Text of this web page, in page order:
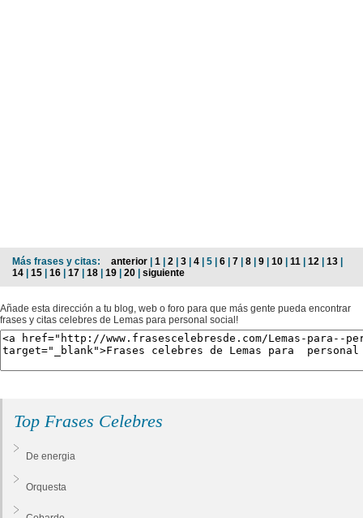
Más frases y citas: anterior | 1 | 2 | 3 | 4 | 5 | 6 | 7 | 8 | 9 | 10 | 11 | 12 | 13 |
14 | 15 | 16 | 17 | 18 | 19 | 20 | siguiente
Añade esta dirección a tu blog, web o foro para que más gente pueda encontrar
frases y citas celebres de Lemas para personal social!
Top Frases Celebres
De energia
Orquesta